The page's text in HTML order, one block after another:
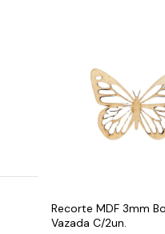
Recorte MDF 3mm
Vazada C/2un.